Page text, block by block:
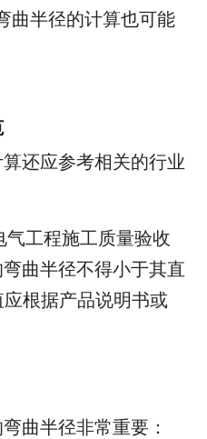
曲半径的计算也可能
还应参考相关的行业
气工程施工质量验收
曲半径不得小于其直
根据产品说明书或
曲半径非常重要：